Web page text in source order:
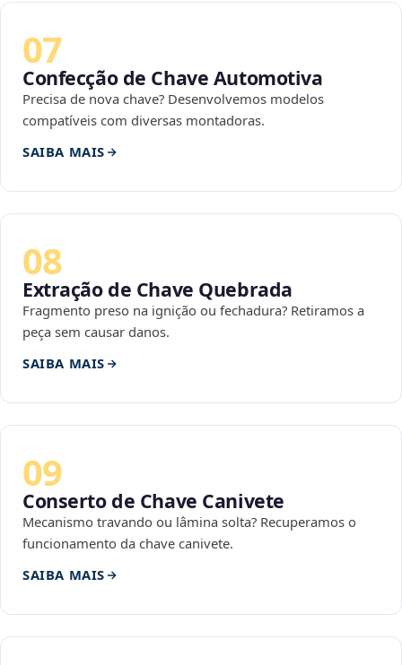
07
Confecção de Chave Automotiva
Precisa de nova chave? Desenvolvemos modelos
compatíveis com diversas montadoras.
SAIBA MAIS
08
Extração de Chave Quebrada
Fragmento preso na ignição ou fechadura? Retiramos a
peça sem causar danos.
SAIBA MAIS
09
Conserto de Chave Canivete
Mecanismo travando ou lâmina solta? Recuperamos o
funcionamento da chave canivete.
SAIBA MAIS